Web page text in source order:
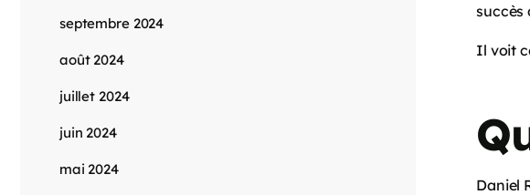
succès
Il voit
Daniel
septembre 2024
août 2024
juillet 2024
juin 2024
mai 2024